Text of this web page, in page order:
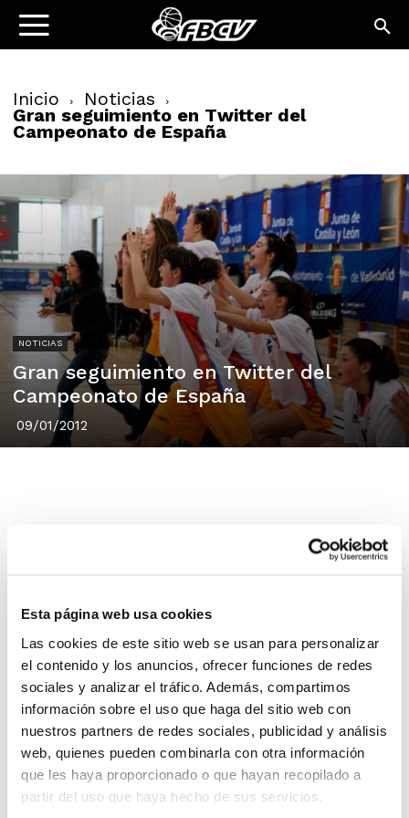
Esta página web usa cookies
Las cookies de este sitio web se usan para personalizar
el contenido y los anuncios, ofrecer funciones de redes
sociales y analizar el tráfico. Además, compartimos
información sobre el uso que haga del sitio web con
nuestros partners de redes sociales, publicidad y análisis
web, quienes pueden combinarla con otra información
que les haya proporcionado o que hayan recopilado a
partir del uso que haya hecho de sus servicios.
Inicio Noticias
Gran seguimiento en Twitter del
Campeonato de España
NOTICIAS
Gran seguimiento en Twitter del
Campeonato de España
09/01/2012
Los aficionados al baloncesto han podido seguir estos
días a través de Twitter (fbcv_es) la evolución de las
Campeonato de España Infantil y Cadete.
#fbcvdirecto
se han seguido en vivo los partidos de
nuestras cuatro selecciones, con aficionados que
daban ánimos a los jugadores/as en cada encuentro y
que comentaban la evolución de los marcadores y las
clasificaciones del Campeonato. Esta gran acogida nos
ha llevado en pocos días a superar los 900 seguidores.
#fbcvdirecto estará presente esta
temporada en los eventos más